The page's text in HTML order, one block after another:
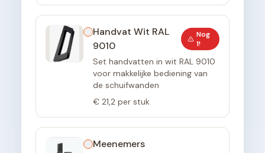
Handvat Wit RAL
9010
Nog
1!
Set handvatten in wit RAL 9010
voor makkelijke bediening van
de schuifwanden
€ 21,2 per stuk
Meenemers